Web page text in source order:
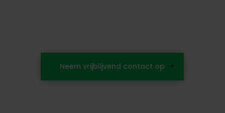
Neem vrijblijvend contact op